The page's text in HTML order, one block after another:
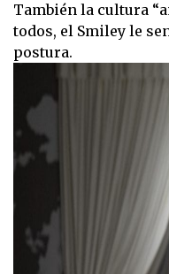
También la cultura
todos, el Smiley le
postura.